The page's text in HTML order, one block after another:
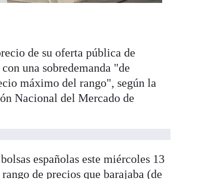
de su oferta pública de
una sobredemanda "de
máximo del rango", según la
Nacional del Mercado de
españolas este miércoles 13
de precios que barajaba (de